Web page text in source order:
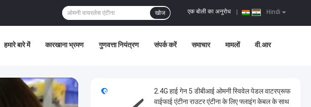
Hindi
एक बोली का अनुरोध
खोज
हमारे बारे में कारखाना भ्रमण गुणवत्ता नियंत्रण संपर्क करें समाचार मामलों वी.आर
2.4G हाई गेन 5 डीबीआई ओमनी स्विवेल पेडल वाटरप्रूफ
वाईफाई एंटीना राउटर एंटीना के लिए फ्लाइंग केबल के साथ